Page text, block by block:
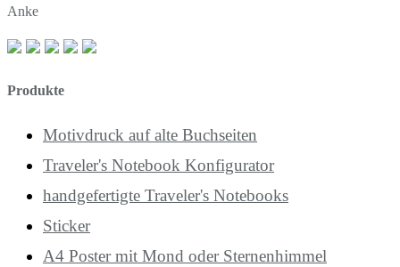
Anke
Produkte
Motivdruck auf alte Buchseiten
Traveler's Notebook Konfigurator
handgefertigte Traveler's Notebooks
Sticker
A4 Poster mit Mond oder Sternenhimmel